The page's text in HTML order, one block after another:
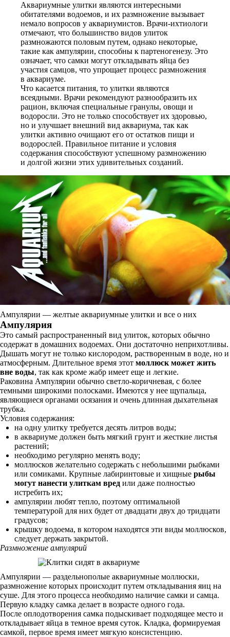
Аквариумные улитки являются интересными
обитателями водоемов, и их размножение вызывает
немало вопросов у аквариумистов. Врачи-ихтиологи
отмечают, что большинство видов улиток
размножаются половым путем, однако некоторые,
такие как ампулярии, способны к партеногенезу. Это
означает, что самки могут откладывать яйца без
участия самцов, что упрощает процесс размножения
в аквариуме.
Что касается питания, то улитки являются
всеядными. Врачи рекомендуют разнообразить их
рацион, включая специальные гранулы, овощи и
водоросли. Это не только способствует их здоровью,
но и улучшает внешний вид аквариума, так как
улитки активно очищают его от остатков пищи и
водорослей. Правильное питание и условия
содержания способствуют успешному размножению
и долгой жизни этих удивительных созданий.
Ампулярии — желтые аквариумные улитки и все о них
Ампулярия
Это самый распространенный вид улиток, которых обычно
содержат в домашних водоемах. Они достаточно неприхотливы.
Дышать могут не только кислородом, растворенным в воде, но и
атмосферным. Длительное время этот моллюск может жить
вне воды, так как кроме жабр имеет еще и легкие.
Раковина Ампулярии обычно светло-коричневая, с более
темными широкими полосками. Имеются у нее щупальца,
являющиеся органами осязания и очень длинная дыхательная
трубка.
Условия содержания:
на одну улитку требуется десять литров воды;
в аквариуме должен быть мягкий грунт и жесткие листья
растений;
необходимо регулярно менять воду;
моллюсков желательно содержать с небольшими рыбками
или сомиками. Крупные лабиринтовые и хищные рыбы
могут нанести улиткам вред или даже полностью
истребить их;
ампулярии любят тепло, поэтому оптимальной
температурой для них будет от двадцати двух до тридцати
градусов;
крышку водоема, в котором находятся эти виды моллюсков,
следует держать закрытой.
Размножение ампулярий
Ампулярии — раздельнополые аквариумные моллюски,
размножение которых происходит путем откладывания яиц на
суше. Для этого процесса необходимо наличие самки и самца.
Первую кладку самка делает в возрасте одного года.
После оплодотворения самка подыскивает подходящее место и
откладывает яйца в темное время суток. Кладка, формируемая
самкой, первое время имеет мягкую консистенцию.